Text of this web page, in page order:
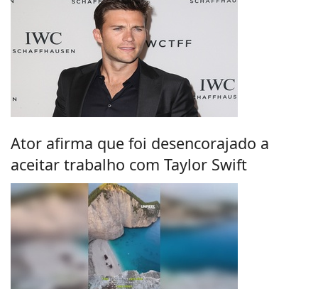
Ator afirma que foi desencorajado a
aceitar trabalho com Taylor Swift